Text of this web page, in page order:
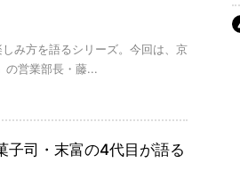
み方を語るシリーズ。今回は、京
の営業部長・藤...
司・末富の4代目が語る